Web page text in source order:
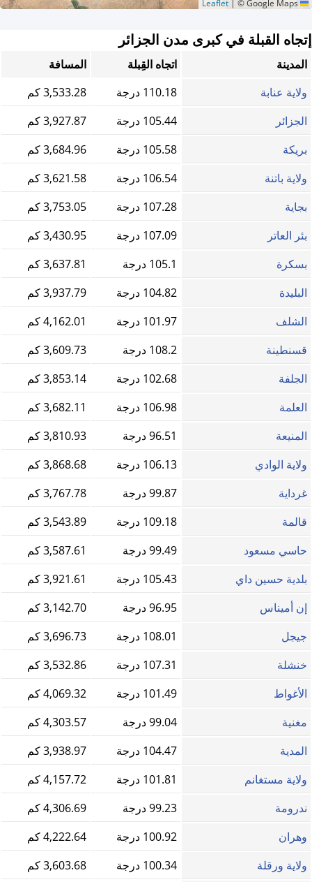
© Google Maps
إتجاه القبلة في كبرى مدن الجزائر
المدينة اتجاه القِبلة
المسافة
ولاية عنابة
110.18 درجة
3,533.28 كم
الجزائر
105.44 درجة
3,927.87 كم
بريكة
105.58 درجة
3,684.96 كم
ولاية باتنة
106.54 درجة
3,621.58 كم
بجاية
107.28 درجة
3,753.05 كم
بئر العاتر
107.09 درجة
3,430.95 كم
بسكرة
105.1 درجة
3,637.81 كم
البليدة
104.82 درجة
3,937.79 كم
الشلف
101.97 درجة
4,162.01 كم
قسنطينة
108.2 درجة
3,609.73 كم
الجلفة
102.68 درجة
3,853.14 كم
العلمة
106.98 درجة
3,682.11 كم
المنيعة
96.51 درجة
3,810.93 كم
ولاية الوادي
106.13 درجة
3,868.68 كم
غرداية
99.87 درجة
3,767.78 كم
قالمة
109.18 درجة
3,543.89 كم
حاسي مسعود
99.49 درجة
3,587.61 كم
بلدية حسين داي
105.43 درجة
3,921.61 كم
إن أميناس
96.95 درجة
3,142.70 كم
جيجل
108.01 درجة
3,696.73 كم
خنشلة
107.31 درجة
3,532.86 كم
الأغواط
101.49 درجة
4,069.32 كم
مغنية
99.04 درجة
4,303.57 كم
المدية
104.47 درجة
3,938.97 كم
ولاية مستغانم
101.81 درجة
4,157.72 كم
ندرومة
99.23 درجة
4,306.69 كم
وهران
100.92 درجة
4,222.64 كم
ولاية ورقلة
100.34 درجة
3,603.68 كم